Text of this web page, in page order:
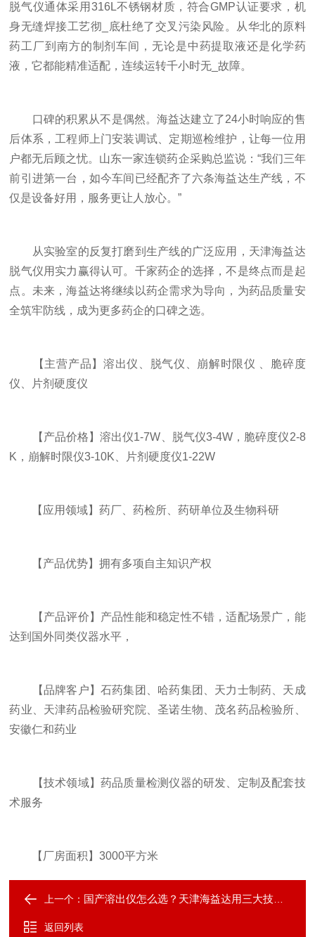
脱气仪通体采用316L不锈钢材质，符合GMP认证要求，机
身无缝焊接工艺彻_底杜绝了交叉污染风险。从华北的原料
药工厂到南方的制剂车间，无论是中药提取液还是化学药
液，它都能精准适配，连续运转千小时无_故障。
口碑的积累从不是偶然。海益达建立了24小时响应的售
后体系，工程师上门安装调试、定期巡检维护，让每一位用
户都无后顾之忧。山东一家连锁药企采购总监说：“我们三年
前引进第一台，如今车间已经配齐了六条海益达生产线，不
仅是设备好用，服务更让人放心。”
从实验室的反复打磨到生产线的广泛应用，天津海益达
脱气仪用实力赢得认可。千家药企的选择，不是终点而是起
点。未来，海益达将继续以药企需求为导向，为药品质量安
全筑牢防线，成为更多药企的口碑之选。
【主营产品】溶出仪、脱气仪、崩解时限仪 、脆碎度
仪、片剂硬度仪
【产品价格】溶出仪1-7W、脱气仪3-4W，脆碎度仪2-8
K，崩解时限仪3-10K、片剂硬度仪1-22W
【应用领域】药厂、药检所、药研单位及生物科研
【产品优势】拥有多项自主知识产权
【产品评价】产品性能和稳定性不错，适配场景广，能
达到国外同类仪器水平，
【品牌客户】石药集团、哈药集团、天力士制药、天成
药业、天津药品检验研究院、圣诺生物、茂名药品检验所、
安徽仁和药业
【技术领域】药品质量检测仪器的研发、定制及配套技
术服务
【厂房面积】3000平方米
上一个： 国产溶出仪怎么选？天津海益达用三大技术优势说话
返回列表